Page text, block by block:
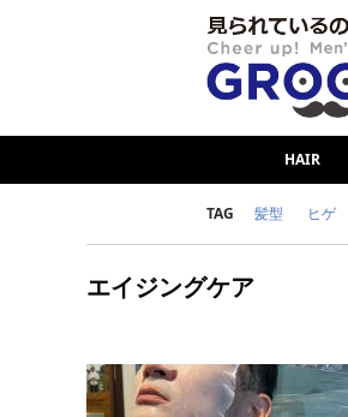
HAIR
TAG 髪型 ヒゲ
エイジングケア